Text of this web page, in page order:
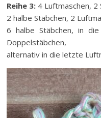
Reihe 3: 4 Luftmaschen, 2
2 halbe Stäbchen, 2
6 halbe Stäbchen, in
Doppelstäbchen,
alternativ in die letzte